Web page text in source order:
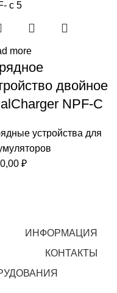
more
двойное
NPF-C
устройства для
₽
ИНФОРМАЦИЯ
КОНТАКТЫ